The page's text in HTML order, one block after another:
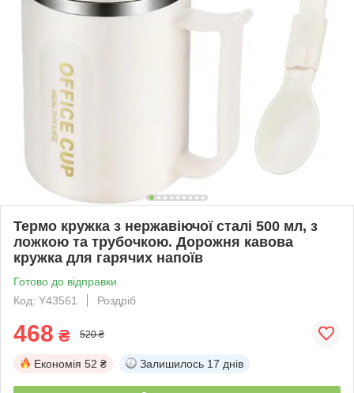
Термо кружка з нержавіючої сталі 500 мл, з
ложкою та трубочкою. Дорожня кавова
кружка для гарячих напоїв
Готово до відправки
Код: Y43561
Роздріб
468 ₴ 520 ₴
Економія 52 ₴ Залишилось 17 днів